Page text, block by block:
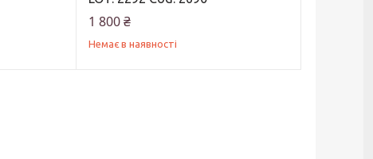
1 800 ₴
Немає в наявності